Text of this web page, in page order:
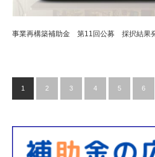
事業再構築補助金 第11回公募 採択結果発
1 2 3 4 5 6